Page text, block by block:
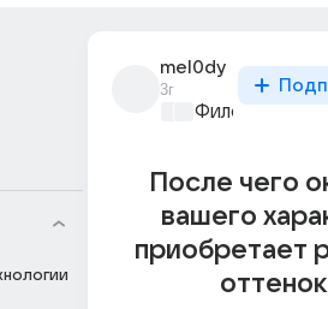
mel0dy
3г
Философский
После чего
вашего
приобретает